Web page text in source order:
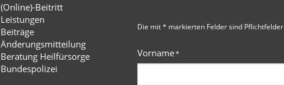
(Online)-Beitritt
Leistungen
Beiträge
Änderungsmitteilung
Beratung Heilfürsorge
Bundespolizei
Die mit * markierten Felder sind Pflichtfelder
Vorname*